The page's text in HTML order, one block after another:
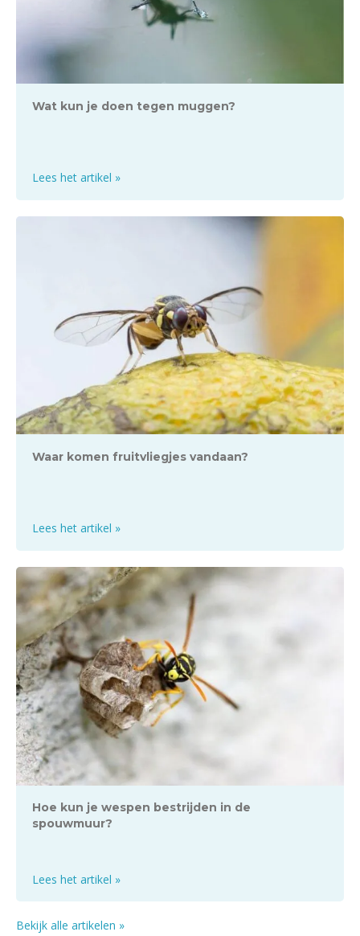
Wat kun je doen tegen muggen?
Lees het artikel »
Waar komen fruitvliegjes vandaan?
Lees het artikel »
Hoe kun je wespen bestrijden in de
spouwmuur?
Lees het artikel »
Bekijk alle artikelen »
SCHAKEL EEN BESTRIJDER IN